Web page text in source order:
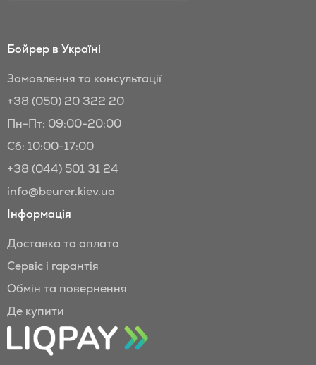
Бойрер в Україні
Замовлення та консультації
+38 (050) 20 322 20
Пн-Пт: 09:00-20:00
Сб: 10:00-17:00
+38 (044) 501 31 24
info@beurer.kiev.ua
Інформація
Доставка та оплата
Сервіс і гарантія
Обмін та повернення
Де купити